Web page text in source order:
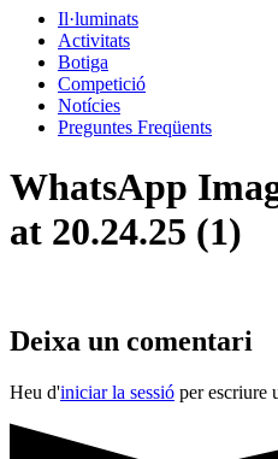
Il·luminats
Activitats
Botiga
Competició
Notícies
Preguntes Freqüents
WhatsApp
at 20.24.25 (1)
Deixa un comentari
Heu d'iniciar la sessió per escriure